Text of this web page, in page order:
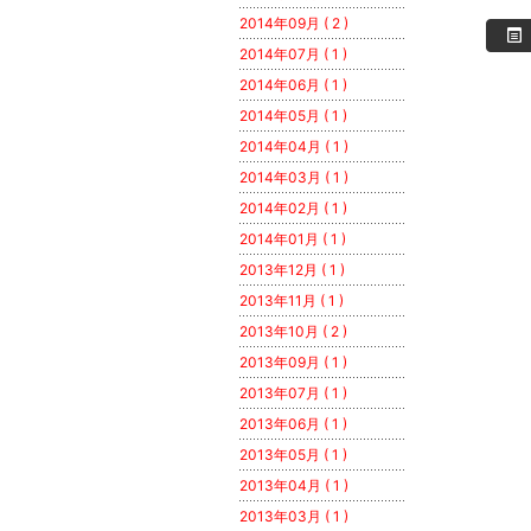
2014年09月 ( 2 )
2014年07月 ( 1 )
2014年06月 ( 1 )
2014年05月 ( 1 )
2014年04月 ( 1 )
2014年03月 ( 1 )
2014年02月 ( 1 )
2014年01月 ( 1 )
2013年12月 ( 1 )
2013年11月 ( 1 )
2013年10月 ( 2 )
2013年09月 ( 1 )
2013年07月 ( 1 )
2013年06月 ( 1 )
2013年05月 ( 1 )
2013年04月 ( 1 )
2013年03月 ( 1 )